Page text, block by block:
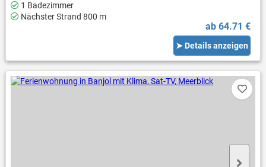
1 Badezimmer
Nächster Strand 800 m
ab 64.71 €
➤ Details anzeigen